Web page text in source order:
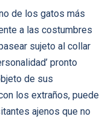
de los gatos más
a las costumbres
sujeto al collar
pronto
de sus
los extraños, puede
ajenos que no